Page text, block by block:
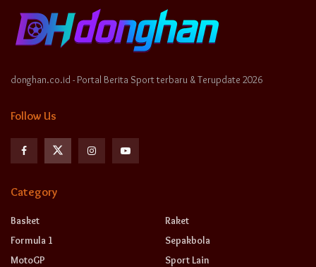
donghan.co.id - Portal Berita Sport terbaru & Terupdate 2026
Follow Us
Category
Basket
Formula 1
MotoGP
Raket
Sepakbola
Sport Lain